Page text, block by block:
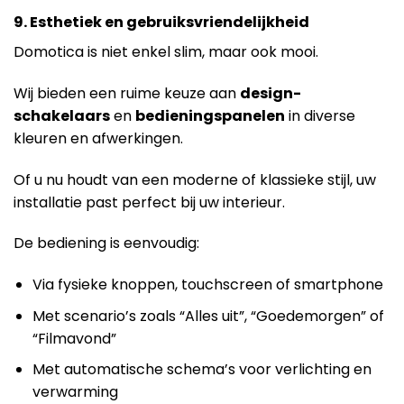
9. Esthetiek en gebruiksvriendelijkheid
Domotica is niet enkel slim, maar ook mooi.
Wij bieden een ruime keuze aan design-
schakelaarsen bedieningspanelen in diverse
kleuren en afwerkingen.
Of u nu houdt van een moderne of klassieke stijl, uw
installatie past perfect bij uw interieur.
De bediening is eenvoudig:
Via fysieke knoppen, touchscreen of smartphone
Met scenario’s zoals “Alles uit”, “Goedemorgen” of
“Filmavond”
Met automatische schema’s voor verlichting en
verwarming